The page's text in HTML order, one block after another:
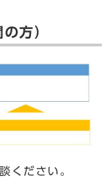
方）
ください。